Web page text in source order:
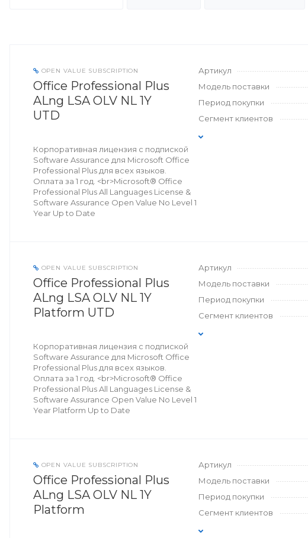
OPEN VALUE SUBSCRIPTION
Office Professional Plus
ALng LSA OLV NL 1Y
UTD
Корпоративная лицензия с подпиской
Software Assurance для Microsoft Office
Professional Plus для всех языков.
Оплата за 1 год. <br>Microsoft® Office
Professional Plus All Languages License &
Software Assurance Open Value No Level 1
Year Up to Date
Артикул
Модель поставки
Период покупки
Сегмент клиентов
OPEN VALUE SUBSCRIPTION
Office Professional Plus
ALng LSA OLV NL 1Y
Platform UTD
Корпоративная лицензия с подпиской
Software Assurance для Microsoft Office
Professional Plus для всех языков.
Оплата за 1 год. <br>Microsoft® Office
Professional Plus All Languages License &
Software Assurance Open Value No Level 1
Year Platform Up to Date
Артикул
Модель поставки
Период покупки
Сегмент клиентов
OPEN VALUE SUBSCRIPTION
Office Professional Plus
ALng LSA OLV NL 1Y
Platform
Артикул
Модель поставки
Период покупки
Сегмент клиентов